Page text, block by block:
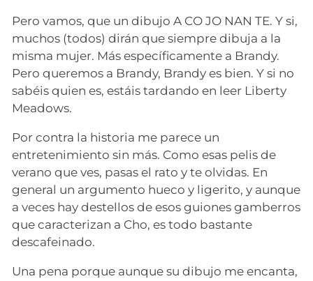
Pero vamos, que un dibujo A CO JO NAN TE. Y si,
muchos (todos) dirán que siempre dibuja a la
misma mujer. Más específicamente a Brandy.
Pero queremos a Brandy, Brandy es bien. Y si no
sabéis quien es, estáis tardando en leer Liberty
Meadows.
Por contra la historia me parece un
entretenimiento sin más. Como esas pelis de
verano que ves, pasas el rato y te olvidas. En
general un argumento hueco y ligerito, y aunque
a veces hay destellos de esos guiones gamberros
que caracterizan a Cho, es todo bastante
descafeinado.
Una pena porque aunque su dibujo me encanta,